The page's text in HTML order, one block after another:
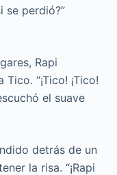
se perdió?”
Rapi
“¡Tico! ¡Tico!
el suave
detrás de un
la risa. “¡Rapi